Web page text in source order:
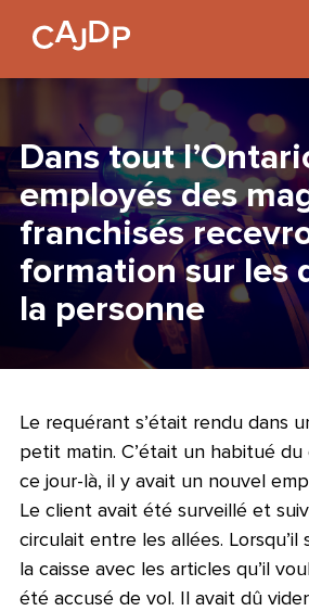
Dans tout
employés des
franchisés
formation sur les
la personne
Le requérant s’était rendu dans
petit matin. C’était un habitué du
ce jour-là, il y avait un nouvel
Le client avait été surveillé et
circulait entre les allées. Lorsqu’il
la caisse avec les articles qu’il
été accusé de vol. Il avait dû